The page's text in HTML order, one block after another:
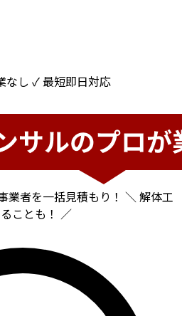
なし ✓ 最短即日対応
業者を一括見積もり！ ＼ 解体工
ことも！ ／